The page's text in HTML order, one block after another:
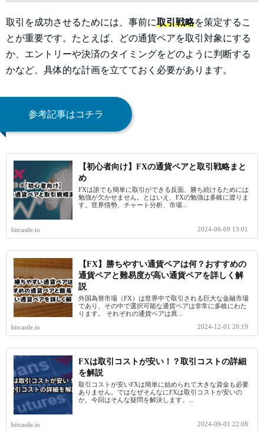
取引を成功させるためには、事前に取引戦略を策定するこ
とが重要です。たとえば、どの通貨ペアを取引対象にする
か、エントリーや決済のタイミングをどのように判断する
かなど、具体的な計画を立てておく必要があります。
参考記事はコチラ
【初心者向け】FXの通貨ペアと取引戦略まと
め
FXは誰でも簡単に取引ができる反面、勝ち続けるためには
勉強が欠かせません。とはいえ、FXの勉強は多岐に渡りま
す。世界情勢、チャート分析、市場...
bitcastle.io 2024-06-09 13:01
【FX】勝ちやすい通貨ペアは何？おすすめの
通貨ペアと難易度が高い通貨ペアを詳しく解
説
外国為替市場（FX）は世界中で取引される巨大な金融市場
であり、その中で選択可能な通貨ペアは非常に多岐にわた
ります。 それぞれの通貨ペアは異...
bitcastle.io
2024-12-01 20:19
FXは取引コストが安い！？取引コストの詳細
を解説
取引コストが安いFXは簡単に始められて大きな資金も必要
ありません。ではなぜそんなにFXは取引コストが安いの
か。今回はそんな疑問を解決します。...
bitcastle.io 2024-09-01 22:08